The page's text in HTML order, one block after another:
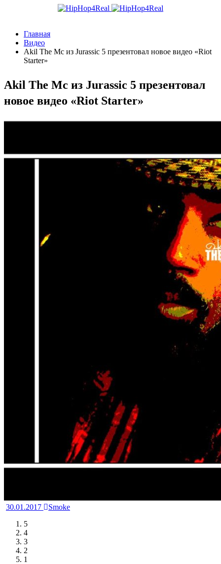
Главная
Видео
Akil The Mc из Jurassic 5 презентовал новое видео «Riot
Starter»
Akil The Mc из Jurassic 5 презентовал
новое видео «Riot Starter»
30.01.2017
Smoke
5
4
3
2
1